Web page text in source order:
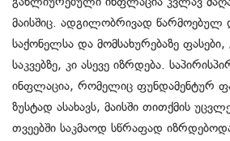
მაისშიც. ადგილობრივად წარმოებულ
საქონელსა და მომსახურებაზე
საკვებზე, კი ასევე იზრდება.
ინფლაცია, რომელიც ფუნდამენტურ
ზუსტად ასახავს, მაისში თითქმის
თვეებში საკმაოდ სწრაფად